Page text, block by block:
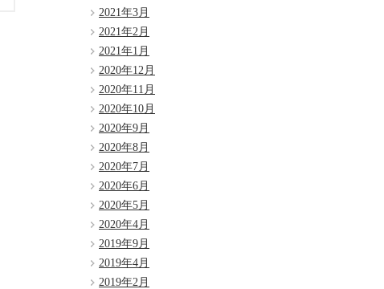
2021年3月
2021年2月
2021年1月
2020年12月
2020年11月
2020年10月
2020年9月
2020年8月
2020年7月
2020年6月
2020年5月
2020年4月
2019年9月
2019年4月
2019年2月